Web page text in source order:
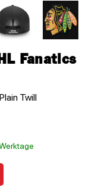
Fanatics
Twill